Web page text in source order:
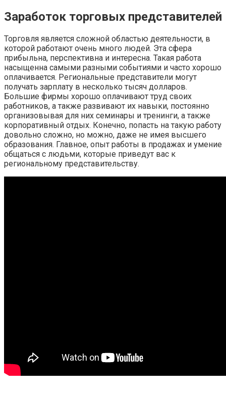
Заработок торговых представителей
Торговля является сложной областью деятельности, в
которой работают очень много людей. Эта сфера
прибыльна, перспективна и интересна. Такая работа
насыщенна самыми разными событиями и часто хорошо
оплачивается. Региональные представители могут
получать зарплату в несколько тысяч долларов.
Большие фирмы хорошо оплачивают труд своих
работников, а также развивают их навыки, постоянно
организовывая для них семинары и тренинги, а также
корпоративный отдых. Конечно, попасть на такую работу
довольно сложно, но можно, даже не имея высшего
образования. Главное, опыт работы в продажах и умение
общаться с людьми, которые приведут вас к
региональному представительству.